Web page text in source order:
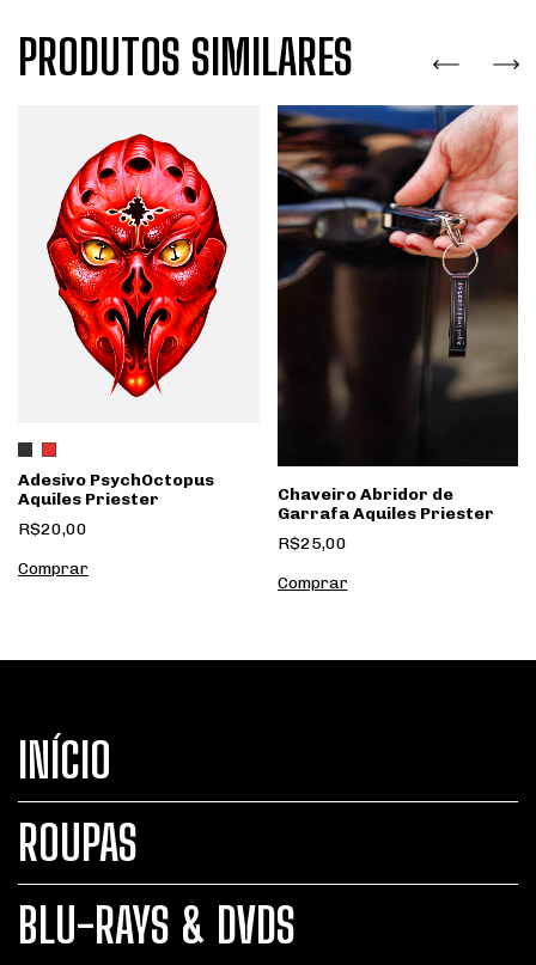
PRODUTOS SIMILARES
Adesivo PsychOctopus
Aquiles Priester
R$20,00
Comprar
Chaveiro Abridor de
Garrafa Aquiles Priester
R$25,00
INÍCIO
ROUPAS
BLU-RAYS & DVDS